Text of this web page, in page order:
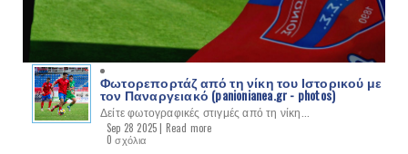
Φωτορεπορτάζ από τη νίκη του Ιστορικού με
τον Παναργειακό (panionianea.gr - photos)
Δείτε φωτογραφικές στιγμές από τη νίκη...
Sep 28 2025 | Read more
0 σχόλια